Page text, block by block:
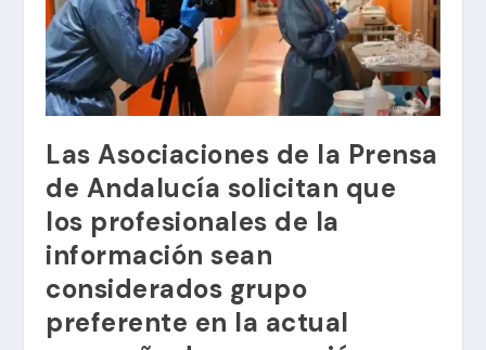
Las Asociaciones de la Prensa
de Andalucía solicitan que
los profesionales de la
información sean
considerados grupo
preferente en la actual